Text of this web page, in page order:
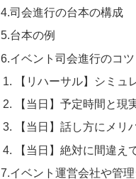
4.司会進行の台本の構成
5.台本の例
6.イベント司会進行のコツ
【リハーサル】シミュ
【当日】予定時間と
【当日】話し方にメリ
【当日】絶対に間違え
7.イベント運営会社や管